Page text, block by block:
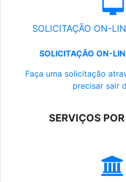
SOLICITAÇÃO ON-
SOLICITAÇÃO ON-
Faça uma solicitação
precisar sair
SERVIÇOS